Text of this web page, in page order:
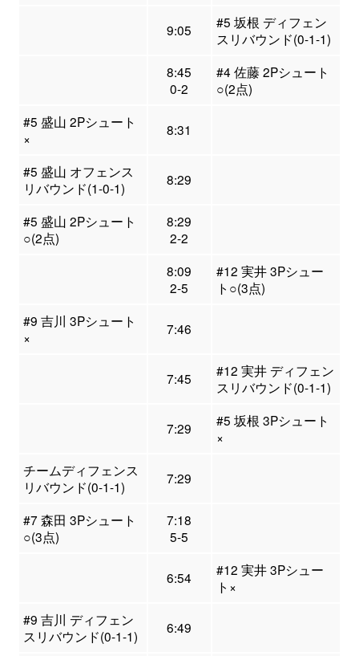
9:05
#5 坂根 ディフェン
スリバウンド(0-1-1)
8:45
0-2
#4 佐藤 2Pシュート
○(2点)
#5 盛山 2Pシュート
×
8:31
#5 盛山 オフェンス
リバウンド(1-0-1)
8:29
#5 盛山 2Pシュート
○(2点)
8:29
2-2
8:09
2-5
#12 実井 3Pシュー
ト○(3点)
#9 吉川 3Pシュート
×
7:46
7:45
#12 実井 ディフェン
スリバウンド(0-1-1)
7:29
#5 坂根 3Pシュート
×
チームディフェンス
リバウンド(0-1-1)
7:29
#7 森田 3Pシュート
○(3点)
7:18
5-5
6:54
#12 実井 3Pシュー
ト×
#9 吉川 ディフェン
スリバウンド(0-1-1)
6:49